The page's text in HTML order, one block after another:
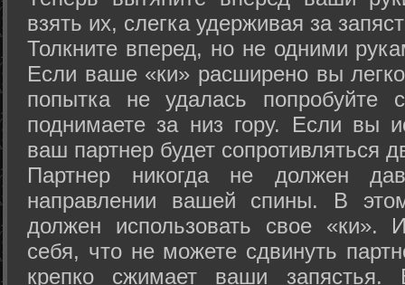
взять их, слегка удерживая за
Толкните вперед, но не одними
Если ваше «ки» расширено вы
попытка не удалась попробуйте
поднимаете за низ гору. Если вы
ваш партнер будет сопротивляться
Партнер никогда не должен
направлении вашей спины. В
должен использовать свое «ки».
себя, что не можете сдвинуть
крепко сжимает ваши запястья.